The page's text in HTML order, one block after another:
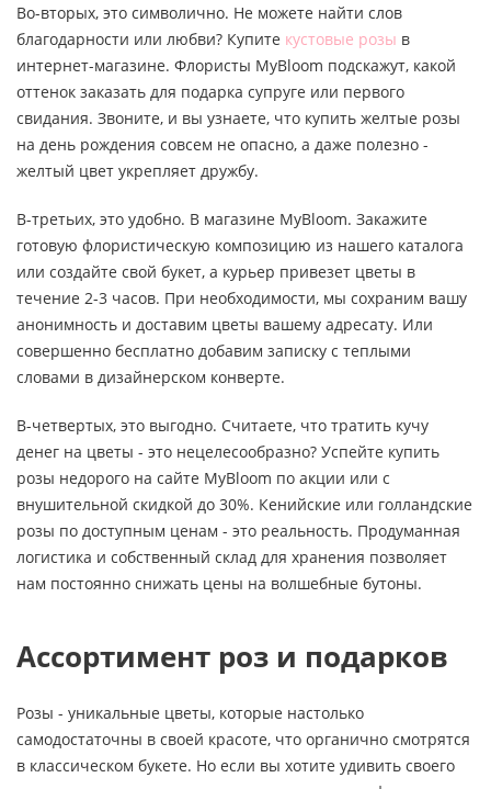
Во-вторых, это символично. Не можете найти слов
благодарности или любви? Купите кустовые розы в
интернет-магазине. Флористы MyBloom подскажут, какой
оттенок заказать для подарка супруге или первого
свидания. Звоните, и вы узнаете, что купить желтые розы
на день рождения совсем не опасно, а даже полезно -
желтый цвет укрепляет дружбу.
В-третьих, это удобно. В магазине MyBloom. Закажите
готовую флористическую композицию из нашего каталога
или создайте свой букет, а курьер привезет цветы в
течение 2-3 часов. При необходимости, мы сохраним вашу
анонимность и доставим цветы вашему адресату. Или
совершенно бесплатно добавим записку с теплыми
словами в дизайнерском конверте.
В-четвертых, это выгодно. Считаете, что тратить кучу
денег на цветы - это нецелесообразно? Успейте купить
розы недорого на сайте MyBloom по акции или с
внушительной скидкой до 30%. Кенийские или голландские
розы по доступным ценам - это реальность. Продуманная
логистика и собственный склад для хранения позволяет
нам постоянно снижать цены на волшебные бутоны.
Ассортимент роз и подарков
Розы - уникальные цветы, которые настолько
самодостаточны в своей красоте, что органично смотрятся
в классическом букете. Но если вы хотите удивить своего